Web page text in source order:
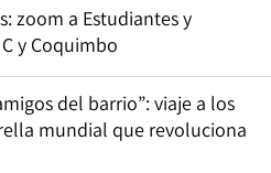
zoom a Estudiantes y
y Coquimbo
del barrio”: viaje a los
mundial que revoluciona